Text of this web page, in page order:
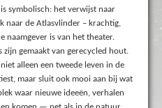
symbolisch: het verwijst naar
naar de Atlasvlinder – krachtig,
naamgever is van het theater.
gemaakt van gerecycled hout.
alleen een tweede leven in de
maar sluit ook mooi aan bij wat
waar nieuwe ideeën, verhalen